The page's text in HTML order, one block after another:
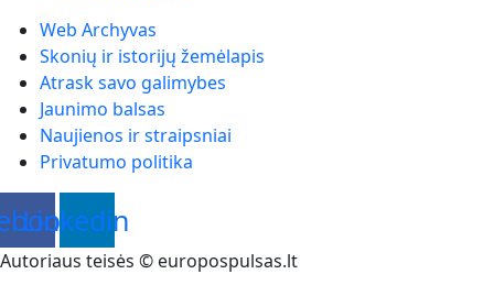
Web Archyvas
Skonių ir istorijų žemėlapis
Atrask savo galimybes
Jaunimo balsas
Naujienos ir straipsniai
Privatumo politika
Linkedin
Autoriaus teisės © europospulsas.lt